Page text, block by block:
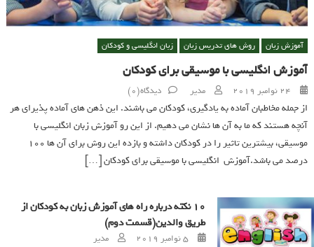
آموزش زبان روش های تدریس زبان زبان انگلیسی و کودکان
آموزش انگلیسی با موسیقی برای کودکان
Posted on
24 نوامبر 2019 Author
مدیر دیدگاه(0)
از جمله مخاطبان آماده به یادگیری، کودکان می باشند. این ذهن های آماده پذیرای هر
آنچه هستند که ما به آن ها نشان می دهیم. از این رو آموزش زبان انگلیسی با
موسیقی، بیشترین تاثیر را در کودکان داشته و بازده این روش برای آن ها ۱۰۰
درصد می باشد.آموزش انگلیسی با موسیقی برای کودکان […]
10 نکته درباره راه های آموزش زبان به کودکان از
طریق والدین(قسمت دوم)
Posted on
5 نوامبر 2019 Author
مدیر